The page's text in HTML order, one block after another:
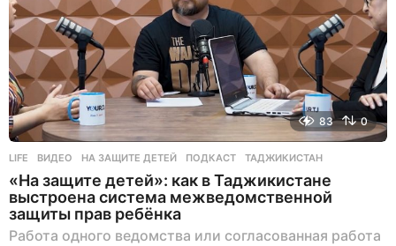
83 0
LIFE ВИДЕО ,НА ЗАЩИТЕ ДЕТЕЙ ,ПОДКАСТ ,ТАДЖИКИСТАН
«На защите детей»: как в Таджикистане
выстроена система межведомственной
защиты прав ребёнка
Работа одного ведомства или согласованная работа